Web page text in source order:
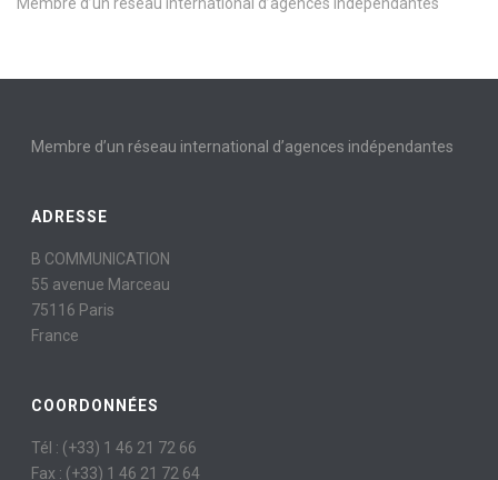
Membre d’un réseau international d’agences indépendantes
ADRESSE
B COMMUNICATION
55 avenue Marceau
75116 Paris
France
COORDONNÉES
Tél : (+33) 1 46 21 72 66
Fax : (+33) 1 46 21 72 64